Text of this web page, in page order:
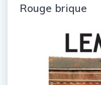
Rouge brique